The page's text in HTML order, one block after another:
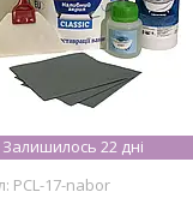
Залишилось 22 дні
PCL-17-nabor